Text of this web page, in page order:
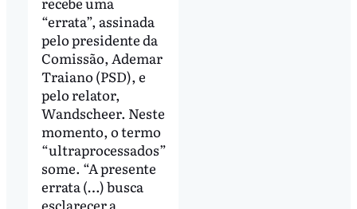
“errata”, assinada
pelo presidente da
Comissão, Ademar
Traiano (PSD), e
pelo relator,
Wandscheer. Neste
momento, o termo
“ultraprocessados”
some. “A presente
errata (…) busca
esclarecer a